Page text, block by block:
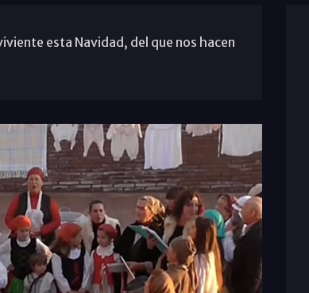
esta Navidad, del que nos hacen